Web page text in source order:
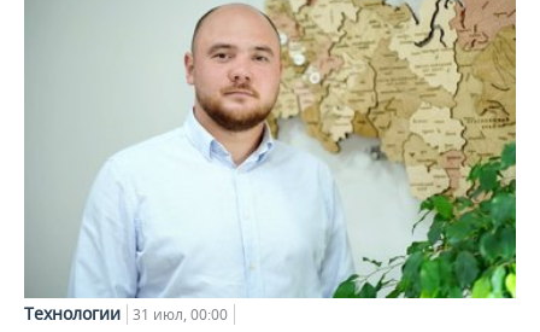
Технологии 31 июл, 00:00